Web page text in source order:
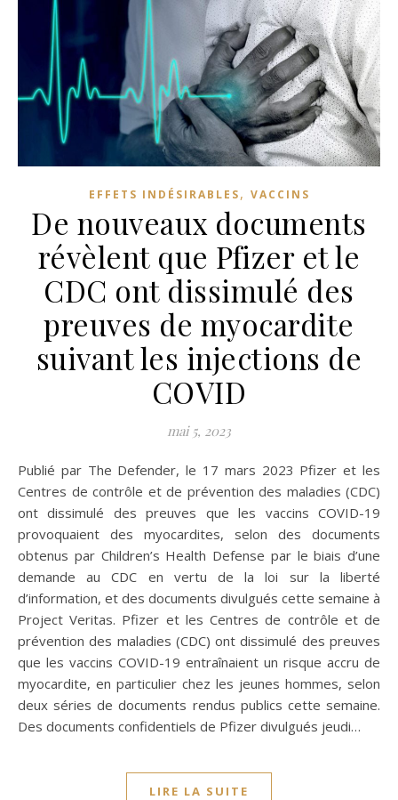
EFFETS INDÉSIRABLES, VACCINS
De nouveaux documents
révèlent que Pfizer et le
CDC ont dissimulé des
preuves de myocardite
suivant les injections de
COVID
mai 5, 2023
Publié par The Defender, le 17 mars 2023 Pfizer et les
Centres de contrôle et de prévention des maladies (CDC)
ont dissimulé des preuves que les vaccins COVID-19
provoquaient des myocardites, selon des documents
obtenus par Children’s Health Defense par le biais d’une
demande au CDC en vertu de la loi sur la liberté
d’information, et des documents divulgués cette semaine à
Project Veritas. Pfizer et les Centres de contrôle et de
prévention des maladies (CDC) ont dissimulé des preuves
que les vaccins COVID-19 entraînaient un risque accru de
myocardite, en particulier chez les jeunes hommes, selon
deux séries de documents rendus publics cette semaine.
Des documents confidentiels de Pfizer divulgués jeudi…
LIRE LA SUITE